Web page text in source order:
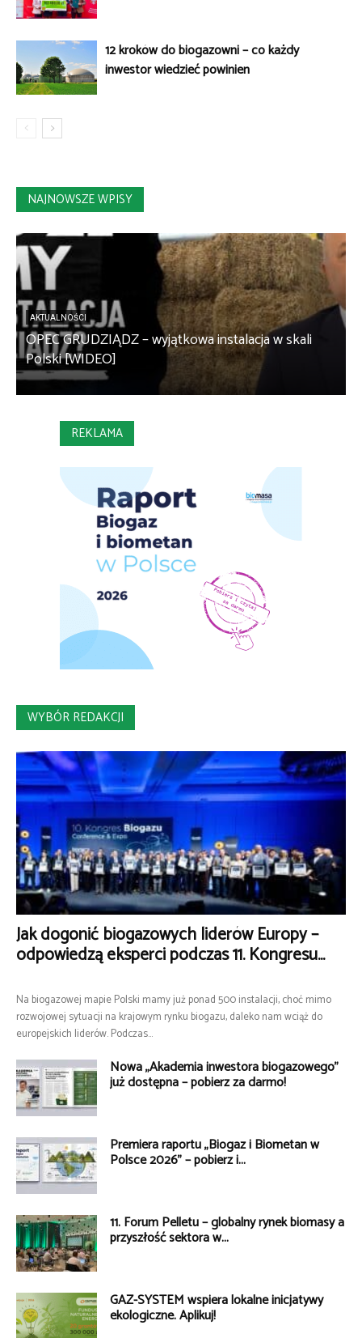
12 kroków do biogazowni – co każdy
inwestor wiedzieć powinien
NAJNOWSZE WPISY
AKTUALNOŚCI
OPEC GRUDZIĄDZ – wyjątkowa instalacja w skali
Polski [WIDEO]
REKLAMA
WYBÓR REDAKCJI
Jak dogonić biogazowych liderów Europy –
odpowiedzą eksperci podczas 11. Kongresu...
Na biogazowej mapie Polski mamy już ponad 500 instalacji, choć mimo
rozwojowej sytuacji na krajowym rynku biogazu, daleko nam wciąż do
europejskich liderów. Podczas...
Nowa „Akademia inwestora biogazowego”
już dostępna – pobierz za darmo!
Premiera raportu „Biogaz i Biometan w
Polsce 2026” – pobierz i...
11. Forum Pelletu – globalny rynek biomasy a
przyszłość sektora w...
GAZ-SYSTEM wspiera lokalne inicjatywy
ekologiczne. Aplikuj!